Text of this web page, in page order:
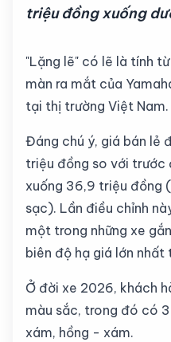
triệu đồng xuống
"Lặng lẽ" có lẽ là tính
màn ra mắt của
tại thị trường Việt Nam.
Đáng chú ý, giá bán lẻ
triệu đồng so với trước
xuống 36,9 triệu đồng
sạc). Lần điều chỉnh
một trong những xe
biên độ hạ giá lớn nhất
Ở đời xe 2026, khách
màu sắc, trong đó có
xám, hồng - xám.